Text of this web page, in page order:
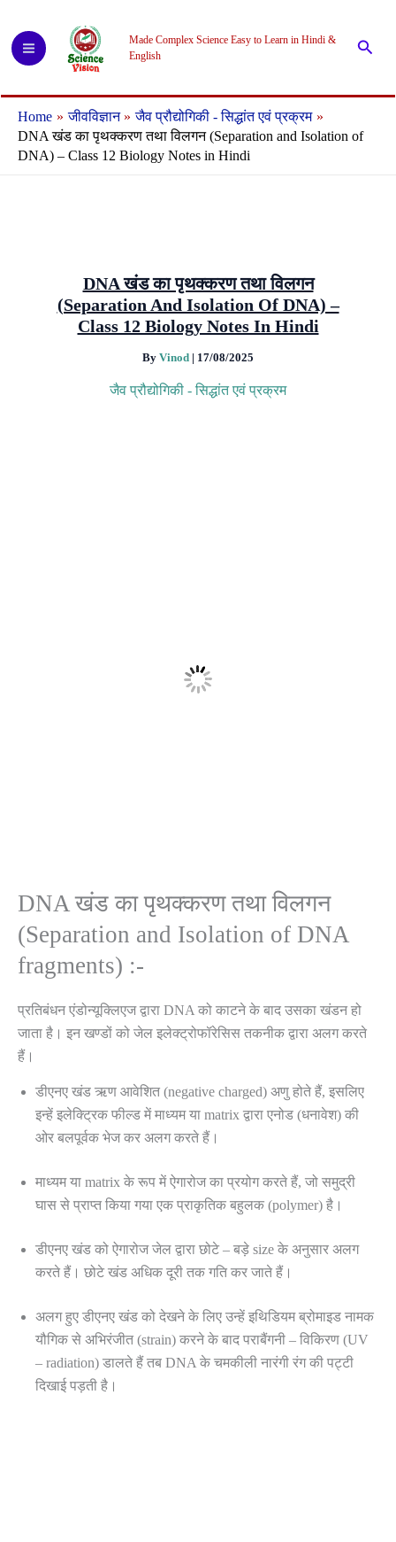
content
Made Complex Science Easy to Learn in Hindi &
English
Home जीवविज्ञान
जैव प्रौद्योगिकी - सिद्धांत एवं प्रक्रम
DNA खंड का पृथक्करण तथा विलगन (Separation and Isolation of
DNA) – Class 12 Biology Notes in Hindi
DNA खंड का पृथक्करण तथा विलगन
(Separation And Isolation Of DNA) –
Class 12 Biology Notes In Hindi
By Vinod | 17/08/2025
जैव प्रौद्योगिकी - सिद्धांत एवं प्रक्रम
DNA खंड का पृथक्करण तथा विलगन
(Separation and Isolation of DNA
fragments) :-
प्रतिबंधन एंडोन्यूक्लिएज द्वारा DNA को काटने के बाद उसका खंडन हो
जाता है। इन खण्डों को जेल इलेक्ट्रोफॉरेसिस तकनीक द्वारा अलग करते
हैं।
डीएनए खंड ऋण आवेशित (negative charged) अणु होते हैं, इसलिए
इन्हें इलेक्ट्रिक फील्ड में माध्यम या matrix द्वारा एनोड (धनावेश) की
ओर बलपूर्वक भेज कर अलग करते हैं।
माध्यम या matrix के रूप में ऐगारोज का प्रयोग करते हैं, जो समुद्री
घास से प्राप्त किया गया एक प्राकृतिक बहुलक (polymer) है।
डीएनए खंड को ऐगारोज जेल द्वारा छोटे – बड़े size के अनुसार अलग
करते हैं। छोटे खंड अधिक दूरी तक गति कर जाते हैं।
अलग हुए डीएनए खंड को देखने के लिए उन्हें इथिडियम ब्रोमाइड नामक
यौगिक से अभिरंजीत (strain) करने के बाद पराबैंगनी – विकिरण (UV
– radiation) डालते हैं तब DNA के चमकीली नारंगी रंग की पट्टी
दिखाई पड़ती है।